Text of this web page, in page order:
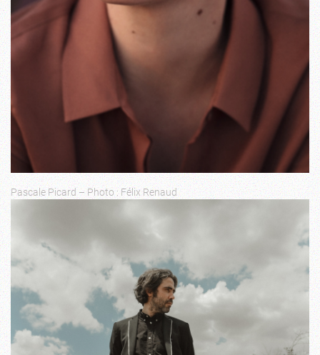
Pascale Picard – Photo : Félix Renaud